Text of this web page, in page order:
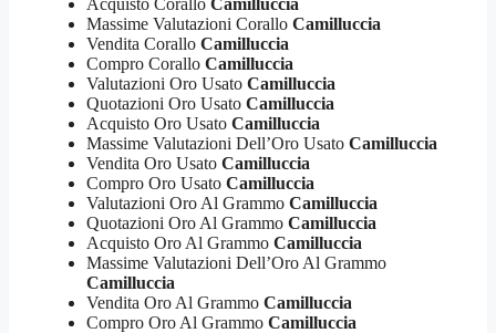
Massime Valutazioni Corallo Camilluccia
Vendita Corallo Camilluccia
Compro Corallo Camilluccia
Valutazioni Oro Usato Camilluccia
Quotazioni Oro Usato Camilluccia
Acquisto Oro Usato Camilluccia
Massime Valutazioni Dell’Oro Usato Camilluccia
Vendita Oro Usato Camilluccia
Compro Oro Usato Camilluccia
Valutazioni Oro Al Grammo Camilluccia
Quotazioni Oro Al Grammo Camilluccia
Acquisto Oro Al Grammo Camilluccia
Massime Valutazioni Dell’Oro Al Grammo
Camilluccia
Vendita Oro Al Grammo Camilluccia
Compro Oro Al Grammo Camilluccia